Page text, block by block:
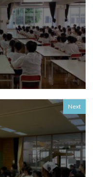
Next